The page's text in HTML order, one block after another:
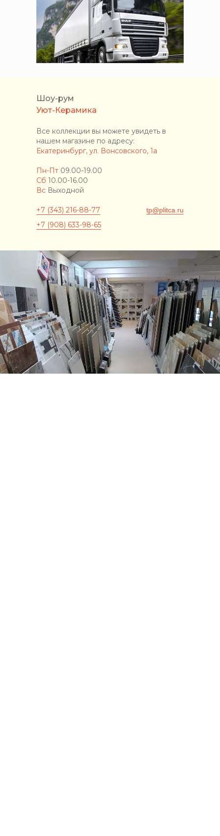
Шоу-рум
Уют-Керамика
Все коллекции вы можете увидеть в
нашем магазине по адресу:
Екатеринбург, ул. Вонсовского, 1а
Пн-Пт 09.00-19.00
Сб 10.00-16.00
Вс Выходной
+7 (343) 216-88-77 tp@plitca.ru
+7 (908) 633-98-65